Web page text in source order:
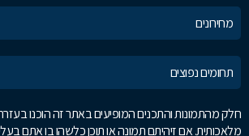
מחירונים
תחומים נפוצים
חלק מהתמונות והתכנים המופיעים באתר זה הוכנו
מלאכותית. אם זיהיתם תמונה או תוכן כלשהו בו אתם בעלי